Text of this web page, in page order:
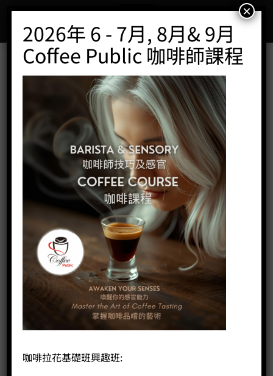
content
/ 咖啡機 / 半自動咖啡機
simonelli appia life 2 group
(Black/White/Red)
2026年 6 - 7月, 8月& 9月
Coffee Public 咖啡師課程
咖啡拉花基礎班興趣班:
×